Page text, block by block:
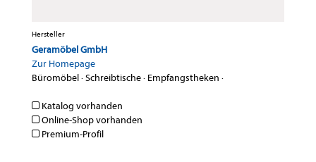
Hersteller
Geramöbel GmbH
Zur Homepage
Büromöbel·Schreibtische· Empfangstheken ·
Katalog vorhanden
Online-Shop vorhanden
Premium-Profil